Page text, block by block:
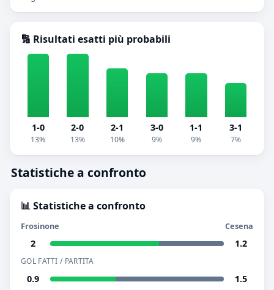
🔢 Risultati esatti più probabili
1-0
13%
2-0
13%
2-1
10%
3-0
9%
1-1
9%
3-1
7%
Statistiche a confronto
📊 Statistiche a confronto
Frosinone Cesena
2 1.2
GOL FATTI / PARTITA
0.9 1.5